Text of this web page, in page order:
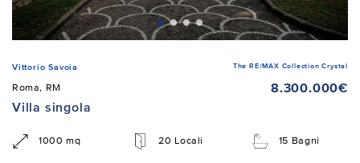
Vittorio Savoia The RE/MAX Collection Crystal
Roma, RM
8.300.000€
Villa singola
1000 mq 20 Locali 15 Bagni